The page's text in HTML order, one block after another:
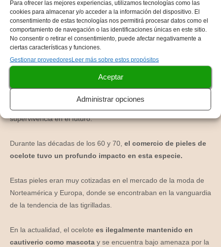
Para ofrecer las mejores experiencias, utilizamos tecnologías como las
cookies para almacenar y/o acceder a la información del dispositivo. El
consentimiento de estas tecnologías nos permitirá procesar datos como el
comportamiento de navegación o las identificaciones únicas en este sitio.
No consentir o retirar el consentimiento, puede afectar negativamente a
ciertas características y funciones.
Gestionar proveedoresLeer más sobre estos propósitos
Aceptar
Administrar opciones
extinción
Lamentablemente, el Ocelote de la Amazoníase encuentra en
peligro de extinción debido a la pérdida de hábitat
caza furtiva.
La contaminación ambiental y la presencia de carreteras y
ciudades
tomar medidas para proteger a esta especie y asegurar su
supervivencia en el futuro.
Durante las décadas de los 60 y 70, el comercio de pieles de
ocelote tuvo un profundo impacto en esta especie.
Estas pieles eran muy cotizadas en el mercado de la moda de
Norteamérica y Europa, donde se encontraban en la vanguardia
de la tendencia de las tigrilladas.
En la actualidad, el ocelote es ilegalmente mantenido en
cautiverio como mascota y se encuentra bajo amenaza por la